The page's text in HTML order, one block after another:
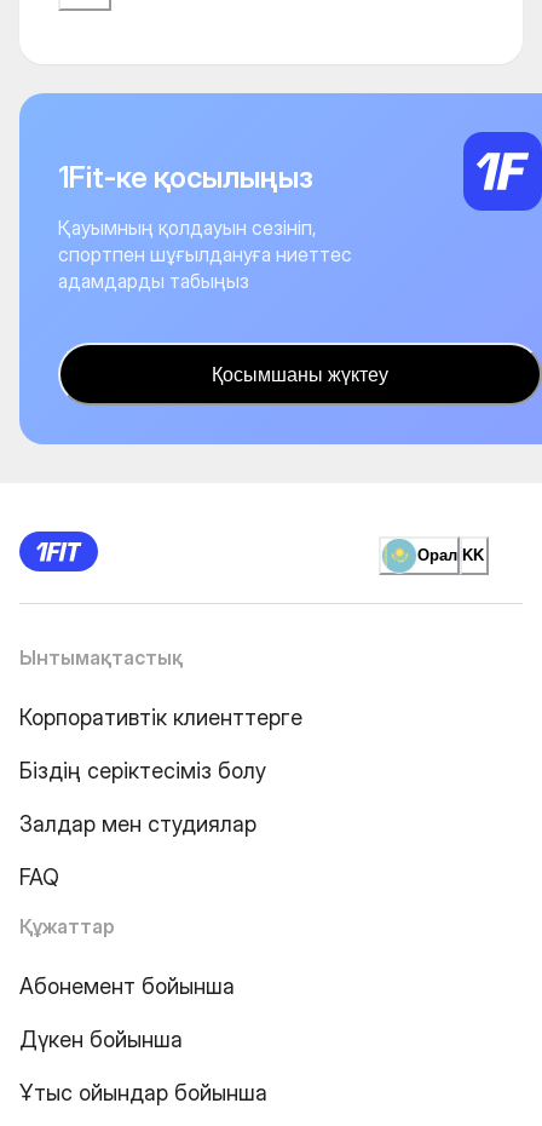
1Fit-ке қосылыңыз
Қауымның қолдауын сезініп,
спортпен шұғылдануға ниеттес
адамдарды табыңыз
Қосымшаны жүктеу
Орал KK
Ынтымақтастық
Корпоративтік клиенттерге
Біздің серіктесіміз болу
Залдар мен студиялар
FAQ
Құжаттар
Абонемент бойынша
Дүкен бойынша
Ұтыс ойындар бойынша